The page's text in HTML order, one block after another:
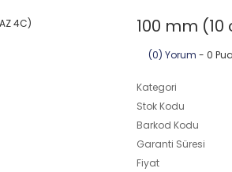
100 mm (10
(0) Yorum - 0
Kategori
Stok Kodu
Barkod Kodu
Garanti Süresi
Fiyat